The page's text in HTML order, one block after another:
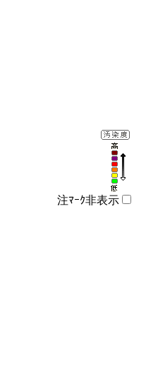
注ﾏｰｸ非表示